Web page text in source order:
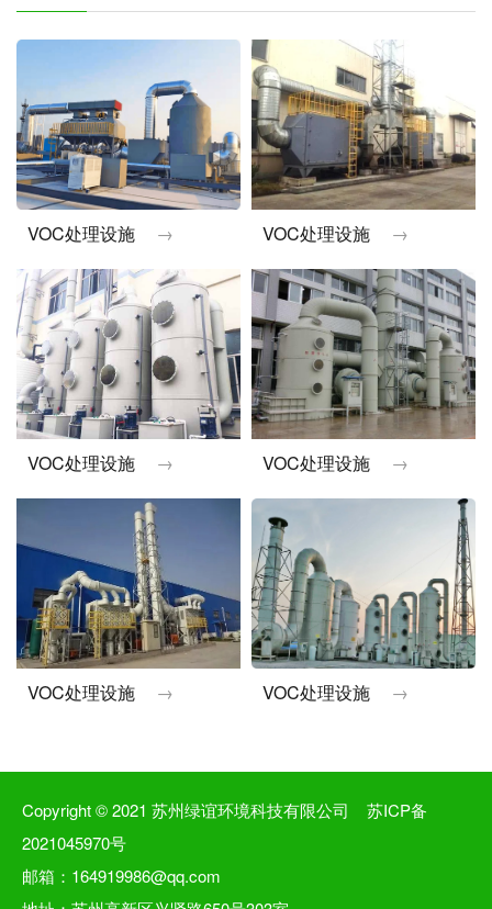
VOC处理设施 → VOC处理设施 →
VOC处理设施 → VOC处理设施 →
VOC处理设施 → VOC处理设施 →
Copyright © 2021 苏州绿谊环境科技有限公司 苏ICP备
2021045970号
邮箱：164919986@qq.com